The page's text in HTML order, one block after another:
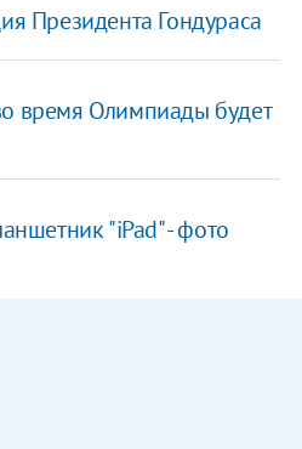
Президента Гондураса
время Олимпиады будет
"iPad" - фото